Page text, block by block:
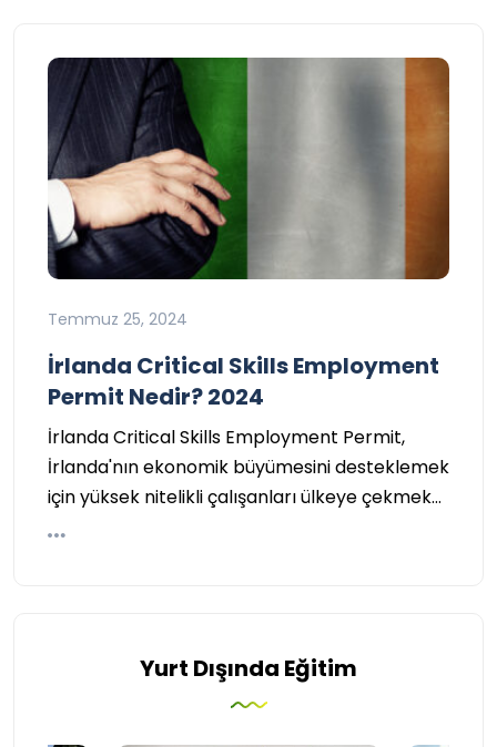
Temmuz 25, 2024
İrlanda Critical Skills Employment
Permit Nedir? 2024
İrlanda Critical Skills Employment Permit,
İrlanda'nın ekonomik büyümesini desteklemek
için yüksek nitelikli çalışanları ülkeye çekmek…
Yurt Dışında Eğitim